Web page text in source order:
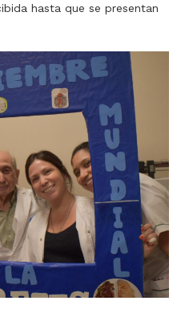
hasta que se presentan